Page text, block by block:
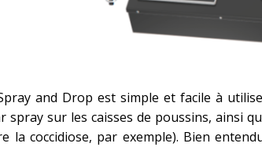
and Drop est simple et facile à
spray sur les caisses de poussins, ainsi
la coccidiose, par exemple). Bien